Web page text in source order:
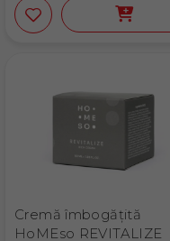
Cremă îmbogățită
HoMEso REVITALIZE